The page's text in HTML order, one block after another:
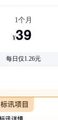
1个月
¥39
每日仅1.26元